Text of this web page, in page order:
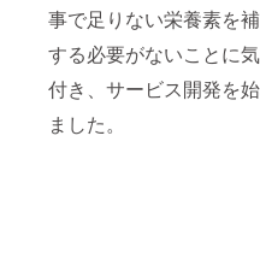
事で足りない栄養素を
する必要がないことに
付き、サービス開発を
ました。